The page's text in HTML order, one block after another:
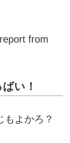
from
い！
もよかろ？